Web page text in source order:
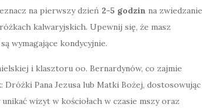
na pierwszy dzień 2-5 godzin na zwiedzanie
kalwaryjskich. Upewnij się, że masz
wymagające kondycyjnie.
i klasztoru oo. Bernardynów, co zajmie
Pana Jezusa lub Matki Bożej, dostosowując
wizyt w kościołach w czasie mszy oraz